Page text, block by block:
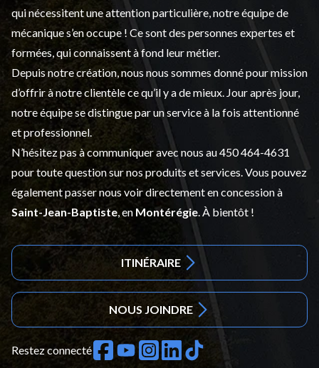
qui nécessitent une attention particulière, notre équipe de
mécanique s’en occupe ! Ce sont des personnes expertes et
formées, qui connaissent à fond leur métier.
Depuis notre création, nous nous sommes donné pour mission
d’offrir à notre clientèle ce qu’il y a de mieux. Jour après jour,
notre équipe se distingue par un service à la fois attentionné
et professionnel.
N’hésitez pas à communiquer avec nous au450 464-4631
pour toute question sur nos produits et services. Vous pouvez
également passer nous voir directement en concession à
Saint-Jean-Baptiste , en Montérégie . À bientôt !
ITINÉRAIRE
NOUS JOINDRE
Restez connecté